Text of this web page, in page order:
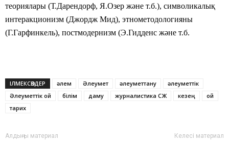
теориялары (Т.Дарендорф, Я.Озер және т.б.), символикалық
интеракционизм (Джордж Мид), этнометодологияны
(Г.Гарфинкель), постмодернизм (Э.Гидденс және т.б.
ІЛМЕКСӨЗДЕР әлем Әлеумет әлеуметтану
әлеуметтік
Әлеуметтік ой
білім даму журналистика СӨЖ кезең
ой
тарих
Алдыңғы материал Келесі материал